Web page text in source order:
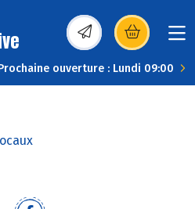
(s’ouvre dans une
ouverture : Lundi 09:00